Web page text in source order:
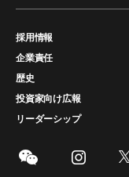
採用情報
企業責任
歴史
投資家向け広報
リーダーシップ